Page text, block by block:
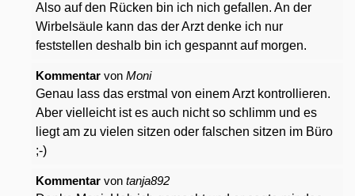
Also auf den Rücken bin ich nich gefallen. An der
Wirbelsäule kann das der Arzt denke ich nur
feststellen deshalb bin ich gespannt auf morgen.
Kommentar von Moni
Genau lass das erstmal von einem Arzt kontrollieren.
Aber vielleicht ist es auch nicht so schlimm und es
liegt am zu vielen sitzen oder falschen sitzen im Büro
;-)
Kommentar von tanja892